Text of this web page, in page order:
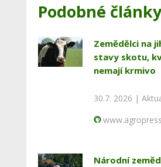
Podobné články
Zemědělci na
stavy skotu,
nemají krmivo
30.7. 2026 |
Národní